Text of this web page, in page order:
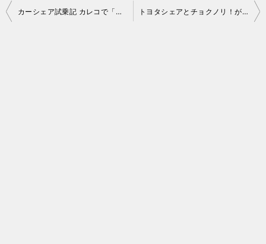
投
カーシェア試乗記 カレコで「スバル XV」 トヨタシェアとチョクノリ！が全国展開開始